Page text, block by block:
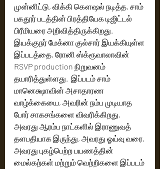
முன்னிட்டு, விக்கி கௌஷல் நடித்த, சாம்
பகதூர் படத்தின் பிரத்தியேக டிஜிட்டல்
பிரீமியரை அறிவித்திருக்கிறது.
இயக்குநர் மேக்னா குல்சார் இயக்கியுள்ள
இப்படத்தை, ரோனி ஸ்க்ரூவாலாவின்
RSVP production நிறுவனம்
தயாரித்துள்ளது.  இப்படம் சாம்
மானெக்ஷாவின் அசாதாரண
வாழ்க்கையை, அவரின் நம்ப முடியாத
போர் சாகசங்களை விவரிக்கிறது,
அவரது ஆரம்ப நாட்களில் இராணுவத்
தளபதியாக இருந்து, அவரது ஓய்வு வரை,
அவரது புகழ்பெற்ற பயணத்தின்
மைல்கற்கள் மற்றும் வெற்றிகளை இப்படம்